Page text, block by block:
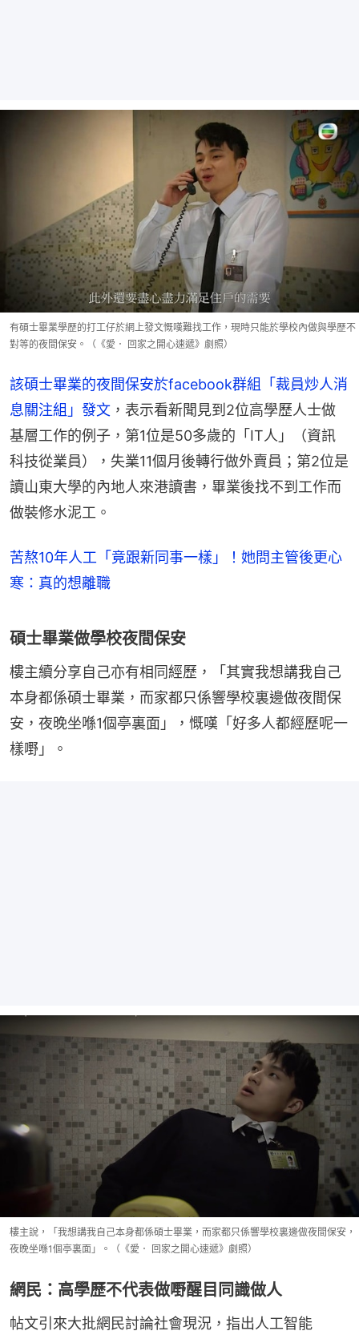
有碩士畢業學歷的打工仔於網上發文慨嘆難找工作，現時只能於學校內做與學歷不
對等的夜間保安。（《愛． 回家之開心速遞》劇照）
該碩士畢業的夜間保安於facebook群組「裁員炒人消
息關注組」發文 ，表示看新聞見到2位高學歷人士做
基層工作的例子，第1位是50多歲的「IT人」（資訊
科技從業員），失業11個月後轉行做外賣員；第2位是
讀山東大學的內地人來港讀書，畢業後找不到工作而
做裝修水泥工。
苦熬10年人工「竟跟新同事一樣」！她問主管後更心
寒：真的想離職
碩士畢業做學校夜間保安
樓主續分享自己亦有相同經歷，「其實我想講我自己
本身都係碩士畢業，而家都只係響學校裏邊做夜間保
安，夜晚坐喺1個亭裏面」，慨嘆「好多人都經歷呢一
樣嘢」。
樓主說，「我想講我自己本身都係碩士畢業，而家都只係響學校裏邊做夜間保安，
夜晚坐喺1個亭裏面」。（《愛． 回家之開心速遞》劇照）
網民：高學歷不代表做嘢醒目同識做人
帖文引來大批網民討論社會現況，指出人工智能